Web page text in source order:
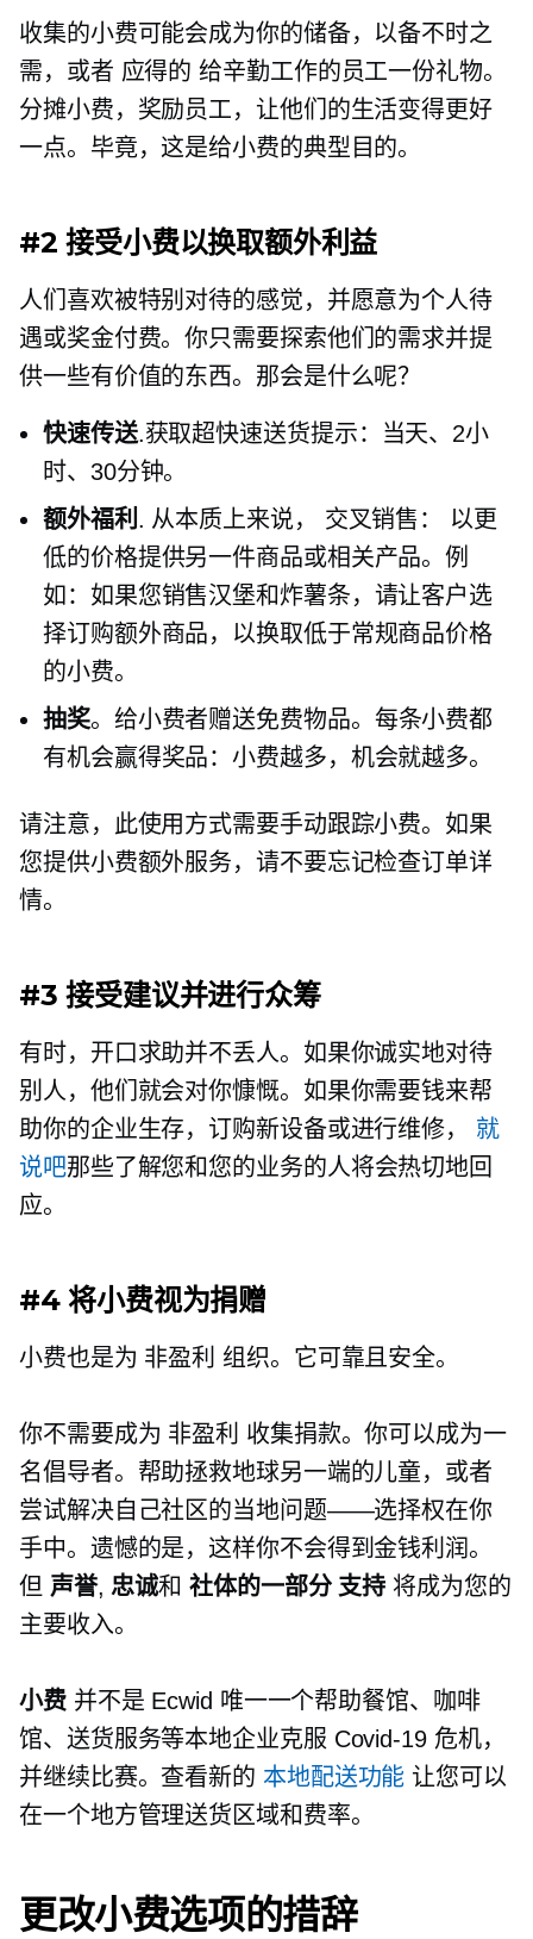
收集的小费可能会成为你的储备，以备不时之
需，或者 应得的 给辛勤工作的员工一份礼物。
分摊小费，奖励员工，让他们的生活变得更好
一点。毕竟，这是给小费的典型目的。
#2 接受小费以换取额外利益
人们喜欢被特别对待的感觉，并愿意为个人待
遇或奖金付费。你只需要探索他们的需求并提
供一些有价值的东西。那会是什么呢？
快速传送.获取超快速送货提示：当天、2小
时、30分钟。
额外福利 . 从本质上来说， 交叉销售：
以更
低的价格提供另一件商品或相关产品。例
如：如果您销售汉堡和炸薯条，请让客户选
择订购额外商品，以换取低于常规商品价格
的小费。
抽奖。给小费者赠送免费物品。每条小费都
有机会赢得奖品：小费越多，机会就越多。
请注意，此使用方式需要手动跟踪小费。如果
您提供小费额外服务，请不要忘记检查订单详
情。
#3 接受建议并进行众筹
有时，开口求助并不丢人。如果你诚实地对待
别人，他们就会对你慷慨。如果你需要钱来帮
助你的企业生存，订购新设备或进行维修， 就
说吧那些了解您和您的业务的人将会热切地回
应。
#4 将小费视为捐赠
小费也是为 非盈利 组织。它可靠且安全。
你不需要成为 非盈利 收集捐款。你可以成为一
名倡导者。帮助拯救地球另一端的儿童，或者
尝试解决自己社区的当地问题——选择权在你
手中。遗憾的是，这样你不会得到金钱利润。
但 声誉, 忠诚和 社体的一部分 支持 将成为您的
主要收入。
小费并不是 Ecwid 唯一一个帮助餐馆、咖啡
馆、送货服务等本地企业克服 Covid-19危机，
并继续比赛。查看新的 本地配送功能 让您可以
在一个地方管理送货区域和费率。
更改小费选项的措辞